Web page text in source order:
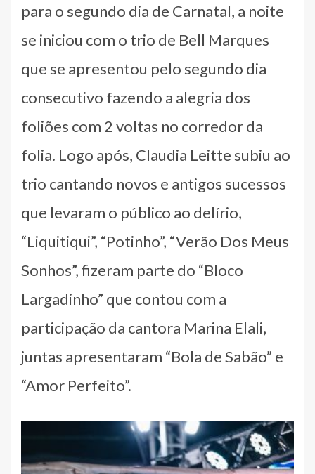
para o segundo dia de Carnatal, a noite
se iniciou com o trio de Bell Marques
que se apresentou pelo segundo dia
consecutivo fazendo a alegria dos
foliões com 2 voltas no corredor da
folia. Logo após, Claudia Leitte subiu ao
trio cantando novos e antigos sucessos
que levaram o público ao delírio,
“Liquitiqui”, “Potinho”, “Verão Dos Meus
Sonhos”, fizeram parte do “Bloco
Largadinho” que contou com a
participação da cantora Marina Elali,
juntas apresentaram “Bola de Sabão” e
“Amor Perfeito”.